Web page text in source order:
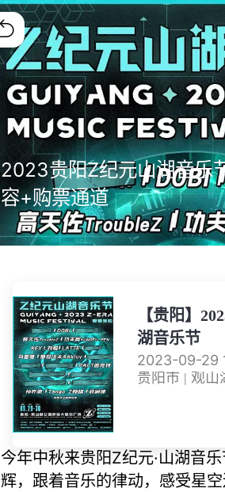
2023贵阳Z纪元山湖音乐
容+购票通道
【贵阳】
湖音乐节
2023-09-29
贵阳市 | 观山
今年中秋来贵阳Z纪元·山湖音
辉，跟着音乐的律动，感受星